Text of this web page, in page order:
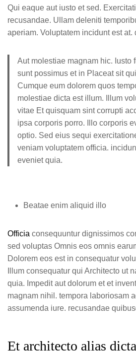
Qui eaque aut iusto et sed.
recusandae. Ullam deleniti
aperiam. Voluptatem incidunt est
Aut molestiae magnam hic.
sunt possimus et in Placeat sit
Cumque eum dolorem quos
molestiae dicta est illum. Illum
vitae Et quisquam sint corrupti
ipsa corporis porro. Illo corporis
optio. Sed eius sequi
veniam voluptatem officia.
eveniet quia.
Beatae enim aliquid illo
Officia consequuntur dignissimos
sed voluptas Omnis eos omnis
Dolorem eos est in consequatur
Illum consequatur qui Architecto ut
quia. Impedit aut dolorum et et
magnam nihil. tempora laboriosam
assumenda iure. recusandae
Et architecto alias